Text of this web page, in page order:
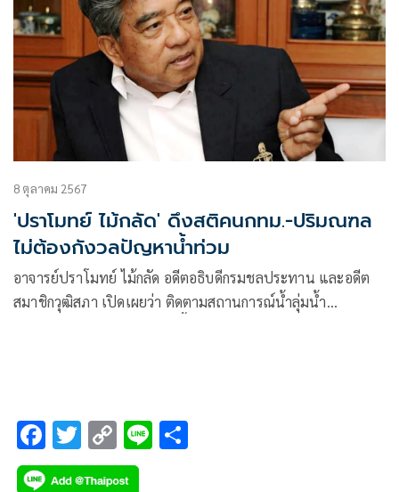
8 ตุลาคม 2567
'ปราโมทย์ ไม้กลัด' ดึงสติคนกทม.-ปริมณฑล
ไม่ต้องกังวลปัญหาน้ำท่วม
อาจารย์ปราโมทย์ ไม้กลัด อดีตอธิบดีกรมชลประทาน และอดีต
สมาชิกวุฒิสภา เปิดเผยว่า ติดตามสถานการณ์น้ำลุ่มน้ำ
F
ac
T
wi
C
o
Li